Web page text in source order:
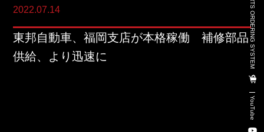
Land-Based Aquaculture TOHO PARTS ORDERING SYSTEM
YouTube
2022.07.14
東邦自動車、福岡支店が本格稼働 補修部品
供給、より迅速に